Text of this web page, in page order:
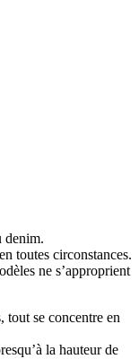
denim.
toutes circonstances.
ne s’approprient
tout se concentre en
la hauteur de